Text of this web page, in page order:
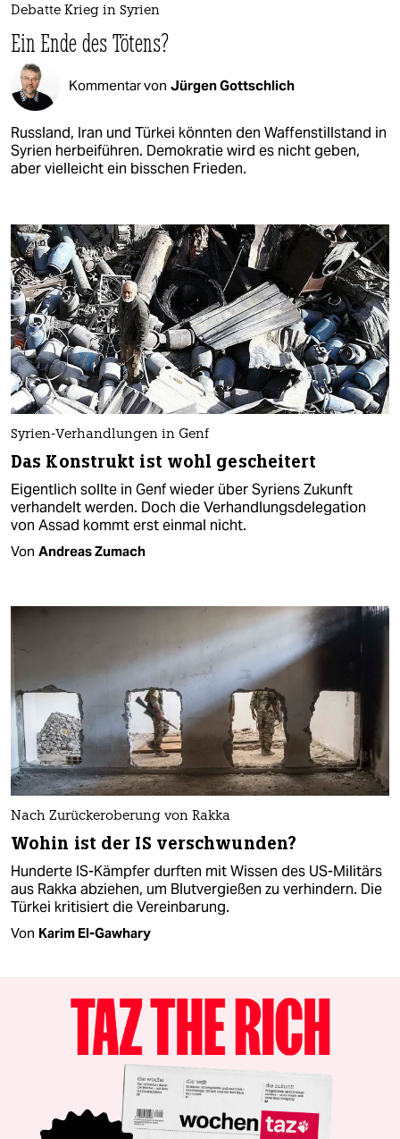
Debatte Krieg in Syrien
Ein Ende des Tötens?
Kommentar von Jürgen Gottschlich
Russland, Iran und Türkei könnten den Waffenstillstand in
Syrien herbeiführen. Demokratie wird es nicht geben,
aber vielleicht ein bisschen Frieden.
Syrien-Verhandlungen in Genf
Das Konstrukt ist wohl gescheitert
Eigentlich sollte in Genf wieder über Syriens Zukunft
verhandelt werden. Doch die Verhandlungsdelegation
von Assad kommt erst einmal nicht.
Von Andreas Zumach
Nach Zurückeroberung von Rakka
Wohin ist der IS verschwunden?
Hunderte IS-Kämpfer durften mit Wissen des US-Militärs
aus Rakka abziehen, um Blutvergießen zu verhindern. Die
Türkei kritisiert die Vereinbarung.
Von Karim El-Gawhary